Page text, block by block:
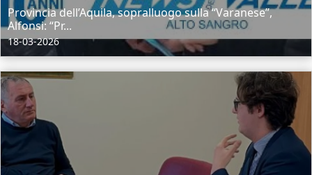
Provincia dell’Aquila, sopralluogo sulla “Varanese”,
Alfonsi: “Pr...
18-03-2026